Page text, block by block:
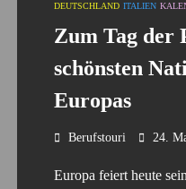
DEUTSCHLAND ITALIEN
Zum Tag der
schönsten
Europas
Berufstouri 24.
Europa feiert heute